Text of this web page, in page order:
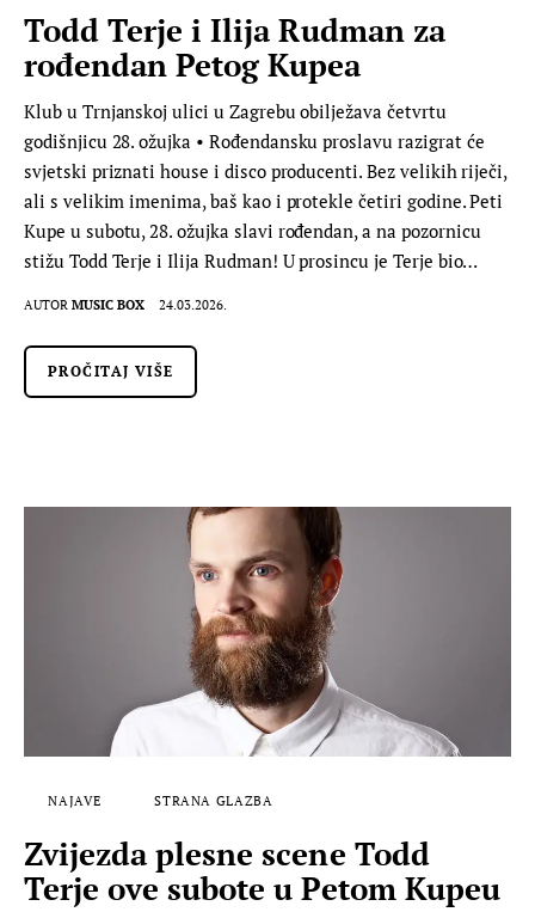
Todd Terje i Ilija Rudman za
rođendan Petog Kupea
Klub u Trnjanskoj ulici u Zagrebu obilježava četvrtu
godišnjicu 28. ožujka • Rođendansku proslavu razigrat će
svjetski priznati house i disco producenti. Bez velikih riječi,
ali s velikim imenima, baš kao i protekle četiri godine. Peti
Kupe u subotu, 28. ožujka slavi rođendan, a na pozornicu
stižu Todd Terje i Ilija Rudman! U prosincu je Terje bio…
AUTOR MUSIC BOX 24.03.2026.
PROČITAJ VIŠE
NAJAVE STRANA GLAZBA
Zvijezda plesne scene Todd
Terje ove subote u Petom Kupeu